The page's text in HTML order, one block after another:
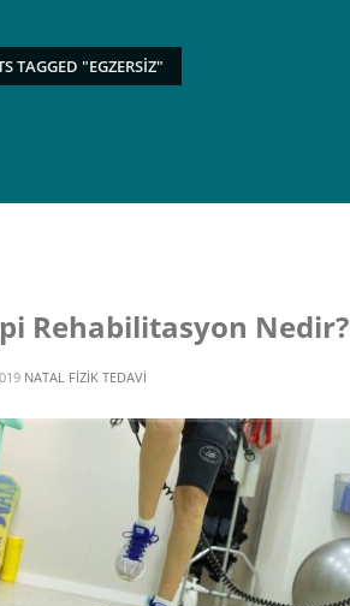
TAGGED "EGZERSIZ"
Rehabilitasyon Nedir?
NATAL FIZIK TEDAVI